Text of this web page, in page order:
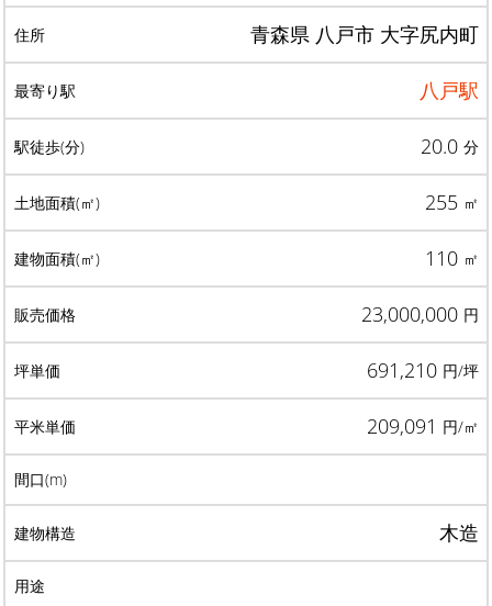
青森県 八戸市 大字尻内町
八戸駅
20.0 分
255 ㎡
110 ㎡
23,000,000 円
691,210 円/坪
209,091 円/㎡
木造